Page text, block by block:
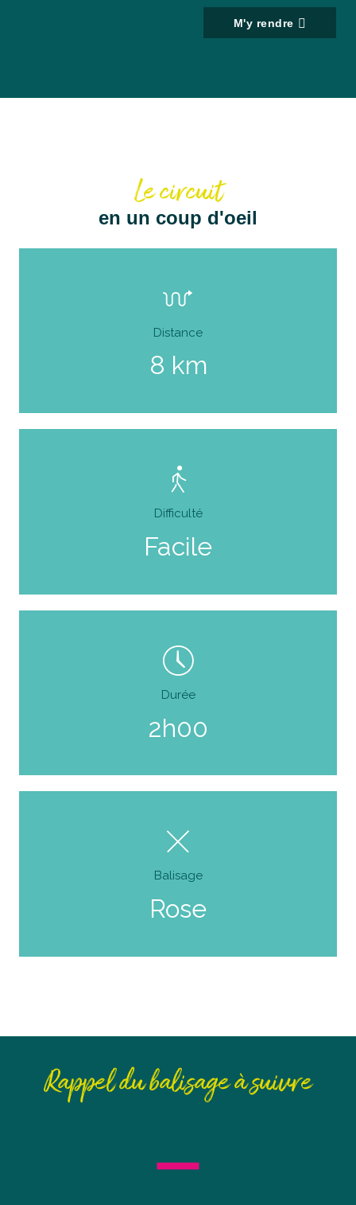
M'y rendre
Le circuit
en un coup d'oeil
Distance
8 km
Difficulté
Facile
Durée
2h00
Balisage
Rose
Rappel du balisage à suivre